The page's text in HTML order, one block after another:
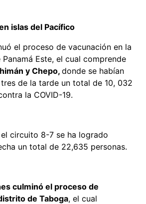
islas del Pacífico
el proceso de vacunación en la
Este, el cual comprende
y Chepo, donde se habían
de la tarde un total de 10, 032
la COVID-19.
circuito 8-7 se ha logrado
un total de 22,635 personas.
culminó el proceso de
de Taboga, el cual